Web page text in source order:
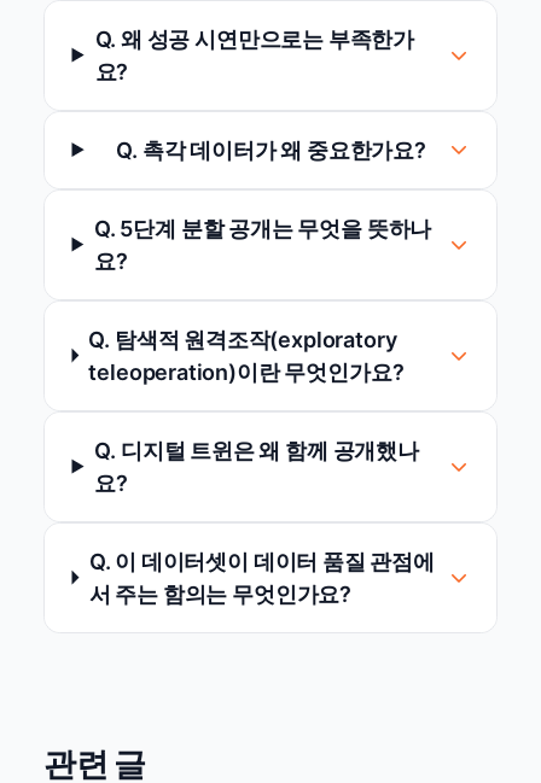
Q. 왜 성공 시연만으로는 부족한가
요?
Q. 촉각 데이터가 왜 중요한가요?
Q. 5단계 분할 공개는 무엇을 뜻하나
요?
Q. 탐색적 원격조작(exploratory
teleoperation)이란 무엇인가요?
Q. 디지털 트윈은 왜 함께 공개했나
요?
Q. 이 데이터셋이 데이터 품질 관점에
서 주는 함의는 무엇인가요?
관련 글